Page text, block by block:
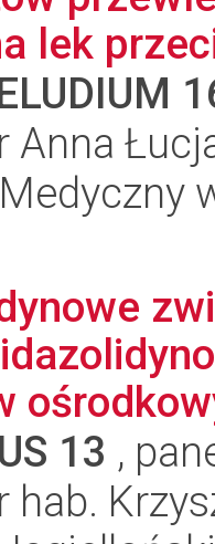
lek
Anna
13 ,
hab.